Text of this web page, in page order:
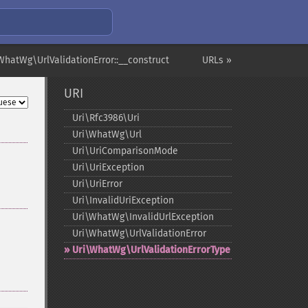
URLs »
URI
Uri\Rfc3986\Uri
Uri\WhatWg\Url
Uri\UriComparisonMode
Uri\UriException
Uri\UriError
Uri\InvalidUriException
Uri\WhatWg\InvalidUrlException
Uri\WhatWg\UrlValidationError
Uri\WhatWg\UrlValidationErrorType